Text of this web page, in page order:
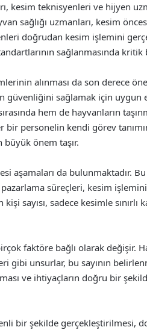
kesim teknisyenleri ve hijyen
sağlığı uzmanları, kesim
doğrudan kesim işlemini
sağlanmasında
alınması da son derece
güvenliğini sağlamak için uygun
hem de hayvanların
bir personelin kendi görev
büyük önem taşır.
aşamaları da bulunmaktadır.
süreçleri, kesim
sayısı, sadece kesimle sınırlı
faktöre bağlı olarak değişir.
gibi unsurlar, bu sayının
ve ihtiyaçların doğru bir
bir şekilde gerçekleştirilmesi,